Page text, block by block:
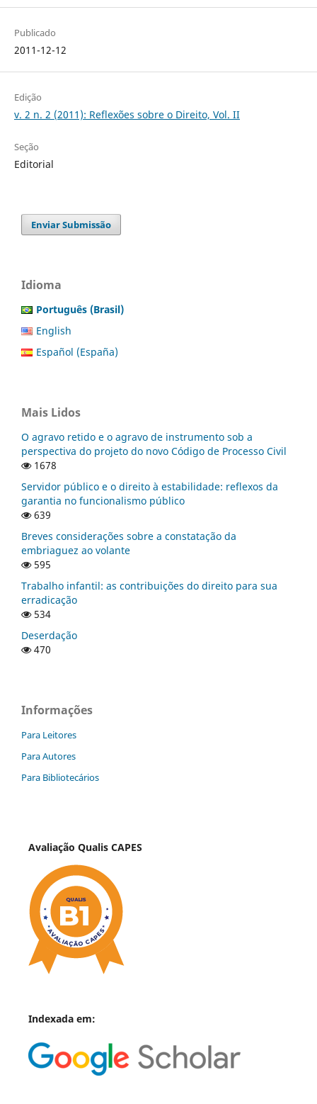
Publicado
2011-12-12
Edição
v. 2 n. 2 (2011): Reflexões sobre o Direito, Vol. II
Seção
Editorial
Enviar Submissão
Idioma
Português (Brasil)
English
Español (España)
Mais Lidos
O agravo retido e o agravo de instrumento sob a
perspectiva do projeto do novo Código de Processo Civil
1678
Servidor público e o direito à estabilidade: reflexos da
garantia no funcionalismo público
639
Breves considerações sobre a constatação da
embriaguez ao volante
595
Trabalho infantil: as contribuições do direito para sua
erradicação
534
Deserdação
470
Informações
Para Leitores
Para Autores
Para Bibliotecários
Avaliação Qualis CAPES
Indexada em: